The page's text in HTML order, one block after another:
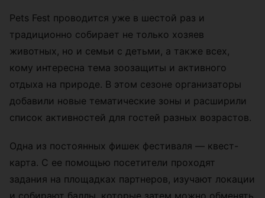
Pets Fest проводится уже в шестой раз и
традиционно собирает не только хозяев
животных, но и семьи с детьми, а также всех,
кому интересна тема зоозащиты и активного
отдыха на природе. В этом сезоне организаторы
добавили новые тематические зоны и расширили
список активностей для гостей разных возрастов.
Одна из постоянных фишек фестиваля — квест-
карта. С ее помощью посетители проходят
задания на площадках партнеров, изучают локации
и собирают баллы, которые затем можно обменять